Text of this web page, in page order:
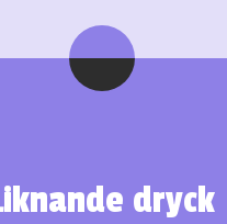
dryck